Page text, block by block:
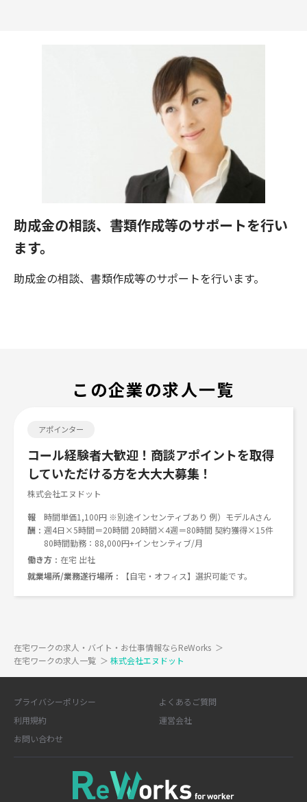
助成金の相談、書類作成等のサポートを行い
ます。
助成金の相談、書類作成等のサポートを行います。
この企業の求人一覧
アポインター
コール経験者大歓迎！商談アポイントを取得
していただける方を大大大募集！
株式会社エヌドット
報
酬
時間単価1,100円 ※別途インセンティブあり 例）モデルAさん
週4日×5時間＝20時間 20時間×4週＝80時間 契約獲得×15件
80時間勤務：88,000円+インセンティブ/月
働き方
在宅 出社
就業場所/業務遂行場所
【自宅・オフィス】選択可能です。
在宅ワークの求人・バイト・お仕事情報ならReWorks ＞
在宅ワークの求人一覧 ＞ 株式会社エヌドット
プライバシーポリシー
よくあるご質問
利用規約
運営会社
お問い合わせ